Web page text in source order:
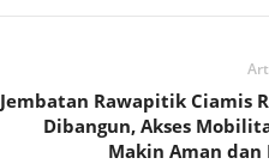
Jembatan Rawapitik Ciamis
Dibangun, Akses
Makin Aman dan